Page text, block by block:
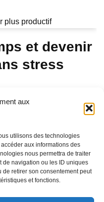
aux
utilisons des technologies
aux informations des
nous permettra de traiter
de navigation ou les ID uniques
de retirer son consentement peut
et fonctions.
et devenir
stress
devenir plus productif : Ce
truc qu’on lit partout —
des “gurus” du matin,